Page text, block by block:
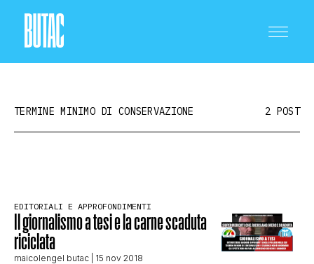
SCIENZA E TECNOLOGIA
TERMINE MINIMO DI CONSERVAZIONE 2 POST
EDITORIALI E APPROFONDIMENTI
Il giornalismo a tesi e la carne scaduta
riciclata
maicolengel butac | 15 nov 2018